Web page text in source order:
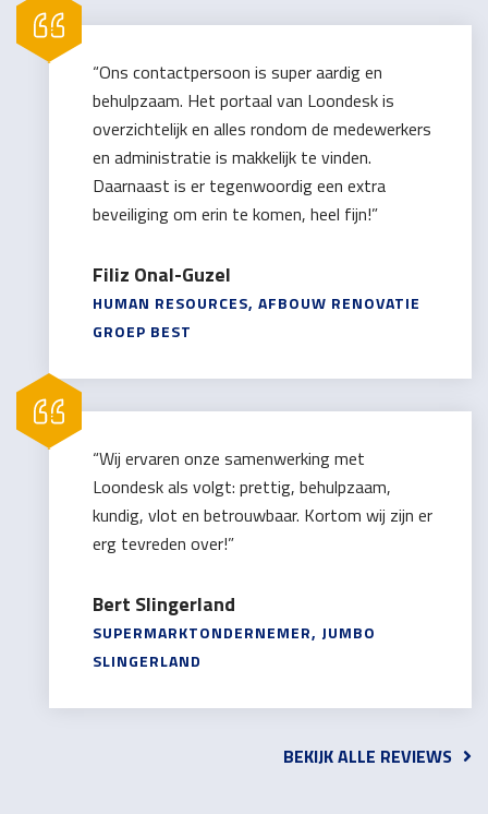
“Ons contactpersoon is super aardig en
behulpzaam. Het portaal van Loondesk is
overzichtelijk en alles rondom de medewerkers
en administratie is makkelijk te vinden.
Daarnaast is er tegenwoordig een extra
beveiliging om erin te komen, heel fijn!”
Filiz Onal-Guzel
HUMAN RESOURCES, AFBOUW RENOVATIE
GROEP BEST
“Wij ervaren onze samenwerking met
Loondesk als volgt: prettig, behulpzaam,
kundig, vlot en betrouwbaar. Kortom wij zijn er
erg tevreden over!”
Bert Slingerland
SUPERMARKTONDERNEMER, JUMBO
SLINGERLAND
BEKIJK ALLE REVIEWS